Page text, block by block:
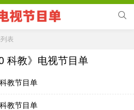
表
科教》电视节目单
教节目单
教节目单